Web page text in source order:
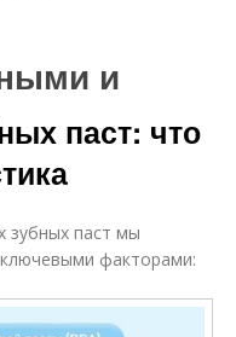
и
паст: что
зубных паст мы
факторами: